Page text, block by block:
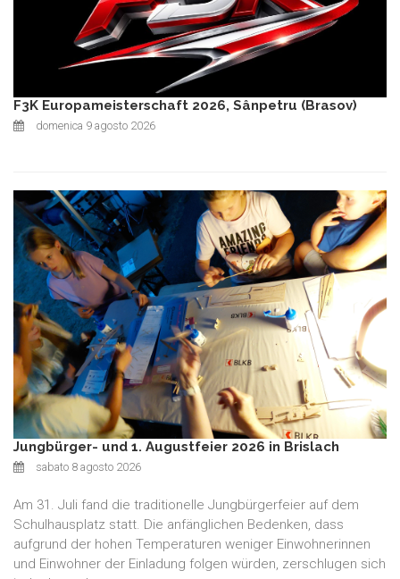
F3K Europameisterschaft 2026, Sânpetru (Brasov)
domenica 9 agosto 2026
Jungbürger- und 1. Augustfeier 2026 in Brislach
sabato 8 agosto 2026
Am 31. Juli fand die traditionelle Jungbürgerfeier auf dem
Schulhausplatz statt. Die anfänglichen Bedenken, dass
aufgrund der hohen Temperaturen weniger Einwohnerinnen
und Einwohner der Einladung folgen würden, zerschlugen sich